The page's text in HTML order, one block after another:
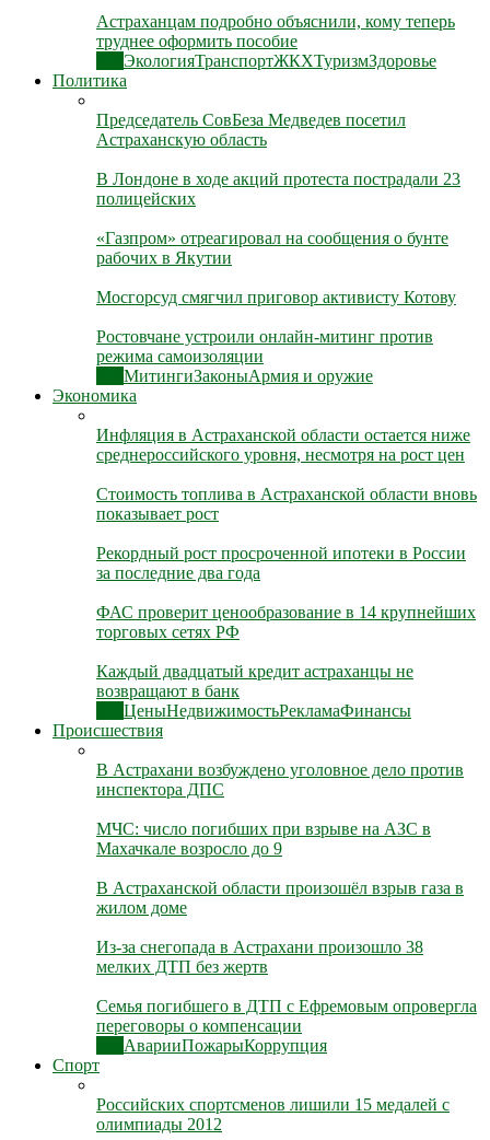
Астраханцам подробно объяснили, кому теперь
труднее оформить пособие
ЭкологияТранспортЖКХТуризмЗдоровье
Политика
Председатель СовБеза Медведев посетил
Астраханскую область
В Лондоне в ходе акций протеста пострадали 23
полицейских
«Газпром» отреагировал на сообщения о бунте
рабочих в Якутии
Мосгорсуд смягчил приговор активисту Котову
Ростовчане устроили онлайн-митинг против
режима самоизоляции
МитингиЗаконыАрмия и оружие
Экономика
Инфляция в Астраханской области остается ниже
среднероссийского уровня, несмотря на рост цен
Стоимость топлива в Астраханской области вновь
показывает рост
Рекордный рост просроченной ипотеки в России
за последние два года
ФАС проверит ценообразование в 14 крупнейших
торговых сетях РФ
Каждый двадцатый кредит астраханцы не
возвращают в банк
ЦеныНедвижимостьРекламаФинансы
Происшествия
В Астрахани возбуждено уголовное дело против
инспектора ДПС
МЧС: число погибших при взрыве на АЗС в
Махачкале возросло до 9
В Астраханской области произошёл взрыв газа в
жилом доме
Из-за снегопада в Астрахани произошло 38
мелких ДТП без жертв
Семья погибшего в ДТП с Ефремовым опровергла
переговоры о компенсации
АварииПожарыКоррупция
Спорт
Российских спортсменов лишили 15 медалей с
олимпиады 2012